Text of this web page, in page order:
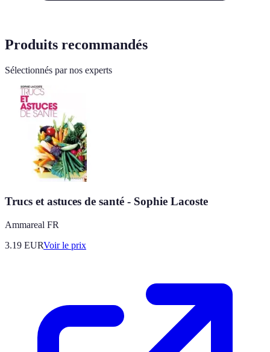
Produits recommandés
Sélectionnés par nos experts
Trucs et astuces de santé - Sophie Lacoste
Ammareal FR
3.19 EURVoir le prix